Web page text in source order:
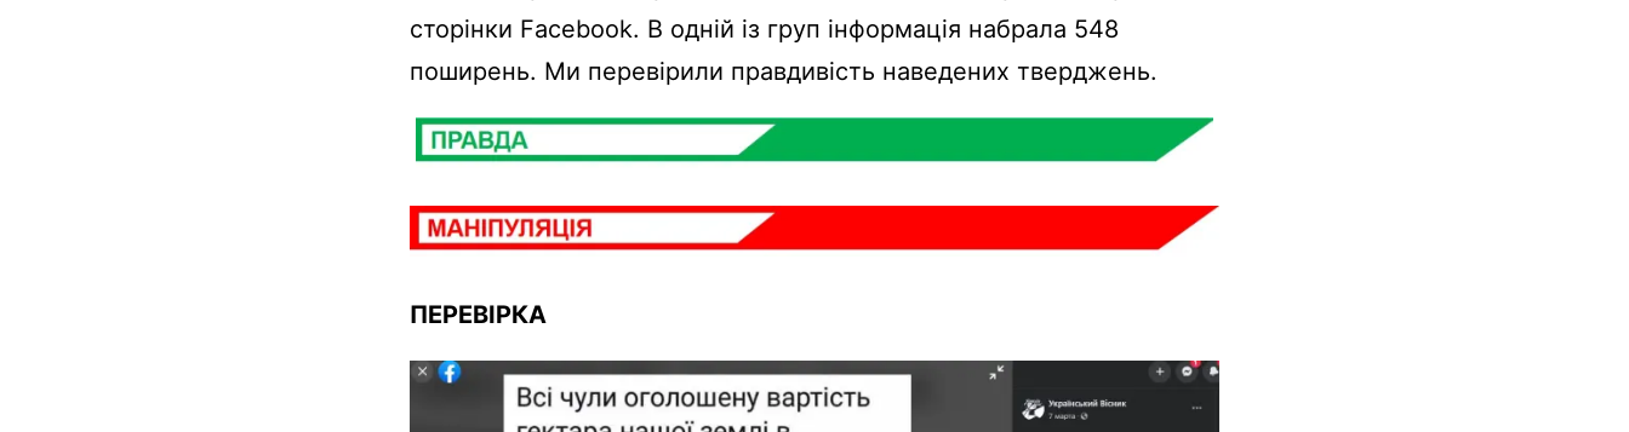
сторінки Facebook. В одній із груп інформація набрала 548
поширень. Ми перевірили правдивість наведених тверджень.
ПЕРЕВІРКА